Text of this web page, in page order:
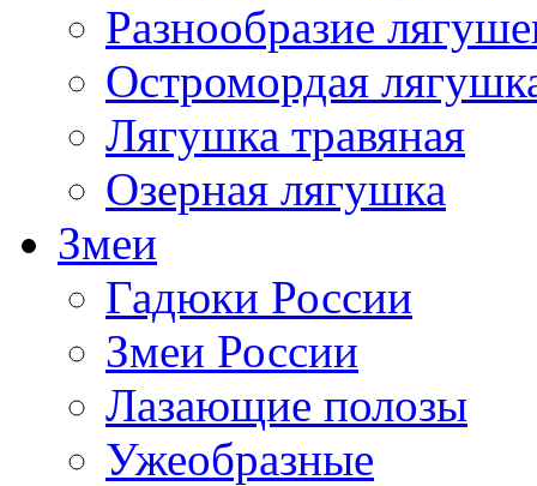
Разнообразие
Остромордая
Лягушка травяная
Озерная лягушка
Змеи
Гадюки России
Змеи России
Лазающие полозы
Ужеобразные